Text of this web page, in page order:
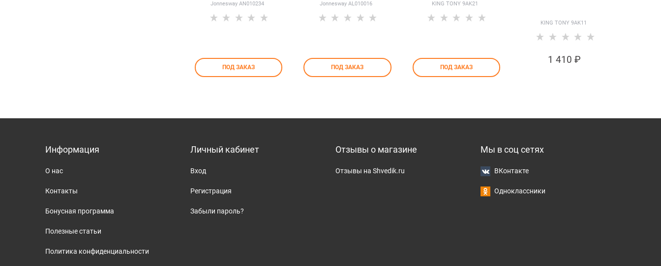
шлицевой гайки 8-
ступенчатой
Jonnesway AN010234
ПОД ЗАКАЗ
140 589 15 21 00
Jonnesway AL010016
Jonnesway AL010016
ПОД ЗАКАЗ
муфтой SAC, 37
предметов KING TONY
KING TONY 9AK21
ПОД ЗАКАЗ
KING TONY 9AK11
1 410 ₽
Информация
О нас
Контакты
Бонусная программа
Полезные статьи
Политика конфиденциальности
Личный кабинет
Вход
Регистрация
Забыли пароль?
Отзывы о магазине
Отзывы на Shvedik.ru
Мы в соц сетях
ВКонтакте
Одноклассники